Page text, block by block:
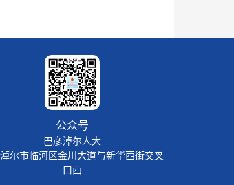
公众号
巴彦淖尔人大
尔市临河区金川大道与新华西街交叉
口西